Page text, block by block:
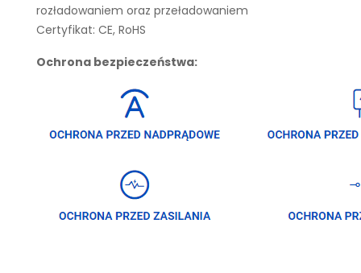
rozładowaniem oraz przeładowaniem
Certyfikat: CE, RoHS
Ochrona bezpieczeństwa: